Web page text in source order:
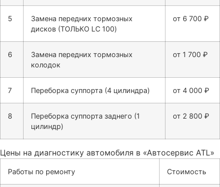
5
Замена передних тормозных
дисков (ТОЛЬКО LC 100)
от 6 700 ₽
6
Замена передних тормозных
колодок
от 1 700 ₽
7 Переборка суппорта (4 цилиндра) от 4 000 ₽
8
Переборка суппорта заднего (1
цилиндр)
от 2 800 ₽
Цены на диагностику автомобиля в «Автосервис ATL»
Работы по ремонту Стоимость